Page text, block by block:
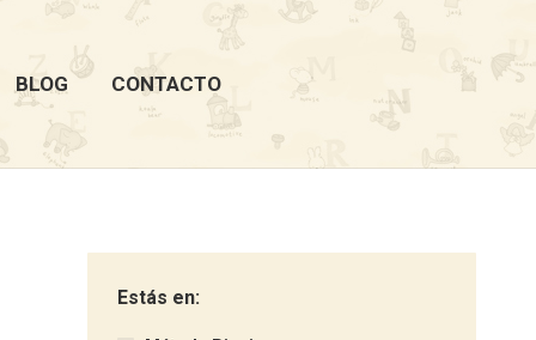
BLOG CONTACTO
Estás en: